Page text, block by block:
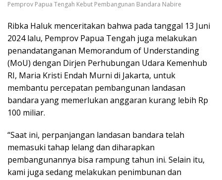
Pemprov Papua Tengah Kebut Pembangunan Bandara Nabire
Ribka Haluk menceritakan bahwa pada tanggal 13 Juni
2024 lalu, Pemprov Papua Tengah juga melakukan
penandatanganan Memorandum of Understanding
(MoU) dengan Dirjen Perhubungan Udara Kemenhub
RI, Maria Kristi Endah Murni di Jakarta, untuk
membantu percepatan pembangunan landasan
bandara yang memerlukan anggaran kurang lebih Rp
100 miliar.
“Saat ini, perpanjangan landasan bandara telah
memasuki tahap lelang dan diharapkan
pembangunannya bisa rampung tahun ini. Selain itu,
kami juga sedang melakukan penimbunan dan